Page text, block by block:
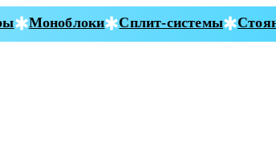
Моноблоки Сплит-системы